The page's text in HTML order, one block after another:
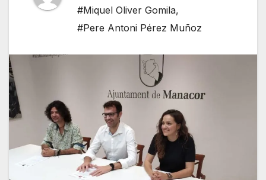
#Miquel Oliver Gomila,
#Pere Antoni Pérez Muñoz